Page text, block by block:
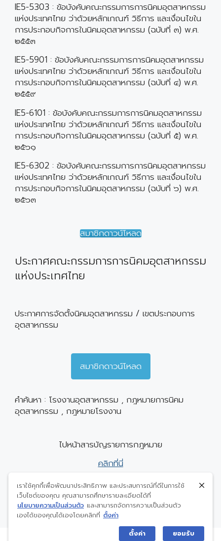
IE5-5303 : ข้อบังคับคณะกรรมการการนิคมอุตสาหกรรม
แห่งประเทศไทย ว่าด้วยหลักเกณฑ์ วิธีการ และเงื่อนไขใน
การประกอบกิจการในนิคมอุตสาหกรรม (ฉบับที่ ๓) พ.ศ.
๒๕๕๓
IE5-5901 : ข้อบังคับคณะกรรมการการนิคมอุตสาหกรรม
แห่งประเทศไทย ว่าด้วยหลักเกณฑ์ วิธีการ และเงื่อนไขใน
การประกอบกิจการในนิคมอุตสาหกรรม (ฉบับที่ ๔) พ.ศ.
๒๕๕๙
IE5-6101 : ข้อบังคับคณะกรรมการการนิคมอุตสาหกรรม
แห่งประเทศไทย ว่าด้วยหลักเกณฑ์ วิธีการ และเงื่อนไขใน
การประกอบกิจการในนิคมอุตสาหกรรม (ฉบับที่ ๕) พ.ศ.
๒๕๖๑
IE5-6302 : ข้อบังคับคณะกรรมการการนิคมอุตสาหกรรม
แห่งประเทศไทย ว่าด้วยหลักเกณฑ์ วิธีการ และเงื่อนไขใน
การประกอบกิจการในนิคมอุตสาหกรรม (ฉบับที่ ๖) พ.ศ.
๒๕๖๓
สมาชิกดาวน์โหลด
ประกาศคณะกรรมการการนิคมอุตสาหกรรม
แห่งประเทศไทย
ประกาศการจัดตั้งนิคมอุตสาหกรรม / เขตประกอบการ
อุตสาหกรรม
สมาชิกดาวน์โหลด
คำค้นหา : โรงงานอุตสาหกรรม , กฎหมายการนิคม
อุตสาหกรรม , กฎหมายโรงงาน
ไปหน้าสารบัญรายการกฎหมาย
คลิกที่นี่
ไปหน้า Home
เราใช้คุกกี้เพื่อพัฒนาประสิทธิภาพ และประสบการณ์ที่ดีในการใช้
เว็บไซต์ของคุณ คุณสามารถศึกษารายละเอียดได้ที่
นโยบายความเป็นส่วนตัว และสามารถจัดการความเป็นส่วนตัว
เองได้ของคุณได้เองโดยคลิกที่ ตั้งค่า
ตั้งค่า
ยอมรับ